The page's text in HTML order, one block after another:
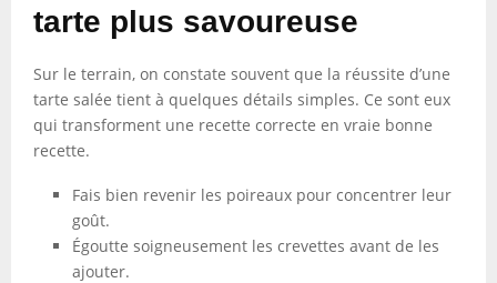
tarte plus savoureuse
Sur le terrain, on constate souvent que la réussite d’une
tarte salée tient à quelques détails simples. Ce sont eux
qui transforment une recette correcte en vraie bonne
recette.
Fais bien revenir les poireaux pour concentrer leur
goût.
Égoutte soigneusement les crevettes avant de les
ajouter.